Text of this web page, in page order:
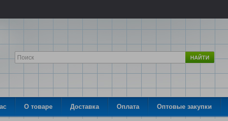
НАЙТИ
О товаре Доставка Оплата Оптовые закупки